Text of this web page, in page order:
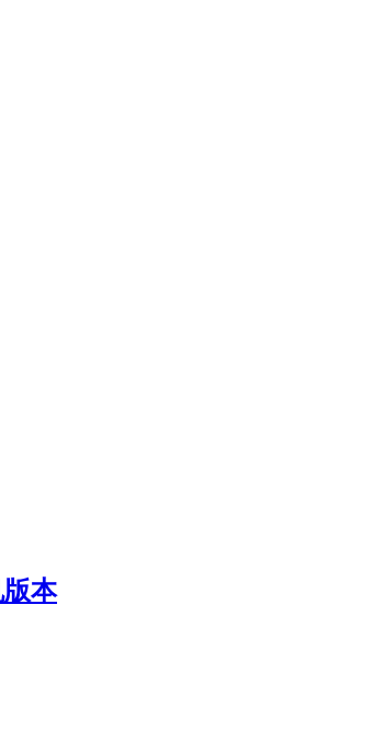
本